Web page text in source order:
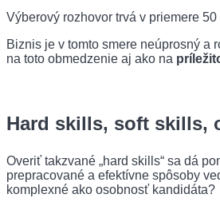
Výberový rozhovor trvá v priemere
Biznis je v tomto smere neúprosný a
na toto obmedzenie aj ako na
Hard skills, soft skills,
Overiť takzvané „hard skills“ sa dá
prepracované a efektívne spôsoby
komplexné ako osobnosť kandidáta?